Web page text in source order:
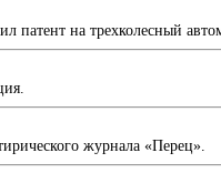
на трехколесный
журнала «Перец».